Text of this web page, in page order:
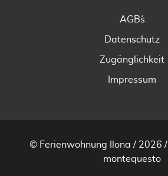
AGB´s
Datenschutz
Zugänglichkeit
Impressum
© Ferienwohnung Ilona / 2026 /
montequesto